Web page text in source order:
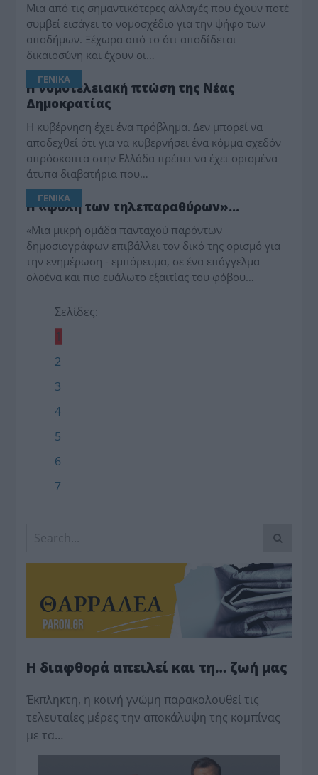
Μια από τις σημαντικότερες αλλαγές που έχουν ποτέ
συμβεί εισάγει το νομοσχέδιο για την ψήφο των
αποδήμων. Ξέχωρα από το ότι αποδίδεται
δικαιοσύνη και έχουν οι…
ΓΕΝΙΚΑ
Η νομοτελειακή πτώση της Νέας
Δημοκρατίας
Η κυβέρνηση έχει ένα πρόβλημα. Δεν μπορεί να
αποδεχθεί ότι για να κυβερνήσει ένα κόμμα σχεδόν
απρόσκοπτα στην Ελλάδα πρέπει να έχει ορισμένα
άτυπα διαβατήρια που…
ΓΕΝΙΚΑ
Η «φυλή των τηλεπαραθύρων»…
«Μια μικρή ομάδα πανταχού παρόντων
δημοσιογράφων επιβάλλει τον δικό της ορισμό για
την ενημέρωση - εμπόρευμα, σε ένα επάγγελμα
ολοένα και πιο ευάλωτο εξαιτίας του φόβου…
Σελίδες:
1
2
3
4
5
6
7
Η διαφθορά απειλεί και τη… ζωή μας
Έκπληκτη, η κοινή γνώμη παρακολουθεί τις
τελευταίες μέρες την αποκάλυψη της κο­μπίνας
με τα…